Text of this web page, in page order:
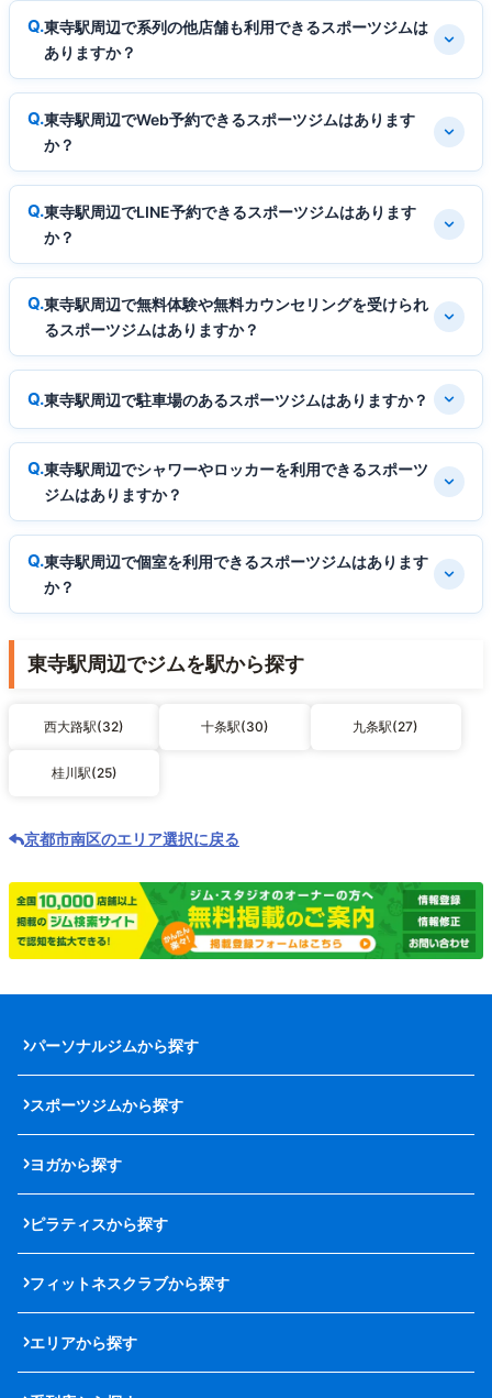
東寺駅周辺で系列の他店舗も利用できるスポーツジムは
ありますか？
東寺駅周辺でWeb予約できるスポーツジムはあります
か？
東寺駅周辺でLINE予約できるスポーツジムはあります
か？
東寺駅周辺で無料体験や無料カウンセリングを受けられ
るスポーツジムはありますか？
東寺駅周辺で駐車場のあるスポーツジムはありますか？
東寺駅周辺でシャワーやロッカーを利用できるスポーツ
ジムはありますか？
東寺駅周辺で個室を利用できるスポーツジムはあります
か？
東寺駅周辺でジムを駅から探す
西大路駅(32) 十条駅(30) 九条駅(27)
桂川駅(25)
京都市南区のエリア選択に戻る
パーソナルジムから探す
スポーツジムから探す
ヨガから探す
ピラティスから探す
フィットネスクラブから探す
エリアから探す